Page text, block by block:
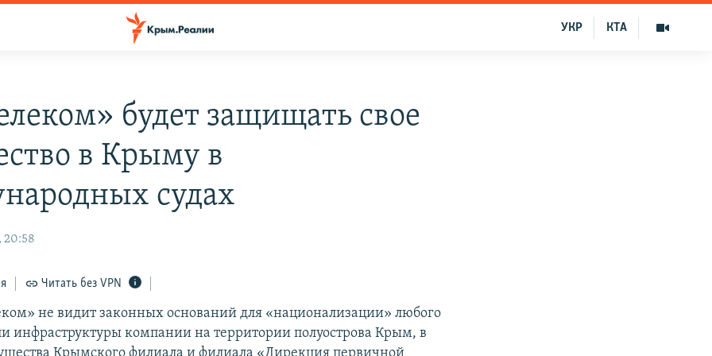
КТА
УКР
будет защищать свое
в Крыму в
судах
20:58
Читать без VPN
не видит законных оснований для «национализации» любого
инфраструктуры компании на территории полуострова Крым, в